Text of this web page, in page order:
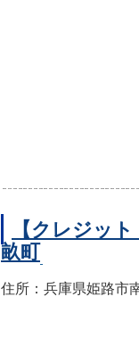
【クレジッ
畝町
住所：兵庫県姫路市